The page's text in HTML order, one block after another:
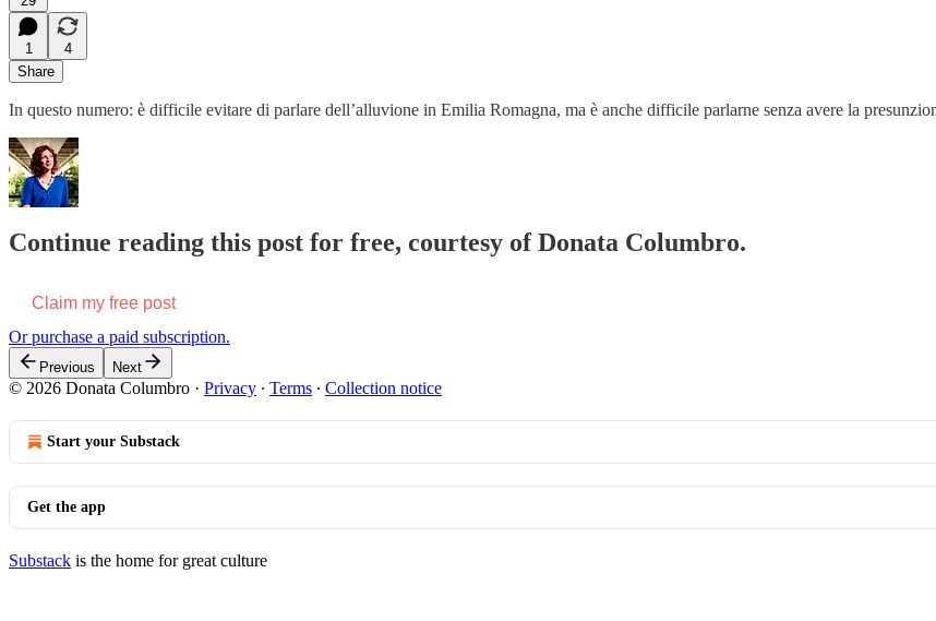
1
4
Share
In questo numero: è difficile evitare di parlare dell’alluvione in Emilia Romagna, ma è anche difficile parlarne senza avere la
Continue reading this post for free, courtesy of Donata Columbro.
Claim my free post
Or purchase a paid subscription.
Previous Next
© 2026 Donata Columbro · Privacy ∙ Terms ∙ Collection notice
Start your Substack
Get the app
Substack is the home for great culture